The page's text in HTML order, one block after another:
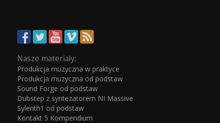
Nasze materiały:
Produkcja muzyczna w praktyce
Produkcja muzyczna od podstaw
Sound Forge od podstaw
Dubstep z syntezatorem NI Massive
Sylenth1 od podstaw
Kontakt 5 Kompendium